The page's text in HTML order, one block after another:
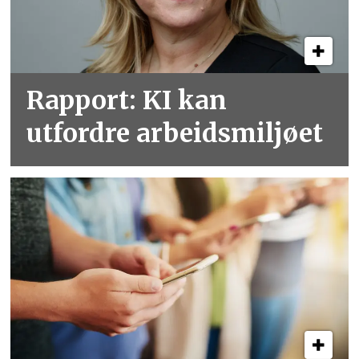
Rapport: KI kan
utfordre arbeidsmiljøet